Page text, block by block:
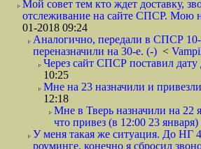
Мой совет тем кто ждет доставку,
отслеживание на сайте СПСР. Мою
01-2018 09:24
Аналогично, передали в СПСР 10-
переназначили на 30-е. (-) <
Через сайт СПСР поставил
10:25
Мне на 23 назначили и
12:18
Мне в Тверь назначили на 22
что привез (в 12:00 23
У меня такая же ситуация. До НГ
роуминге, конечно я сбросил